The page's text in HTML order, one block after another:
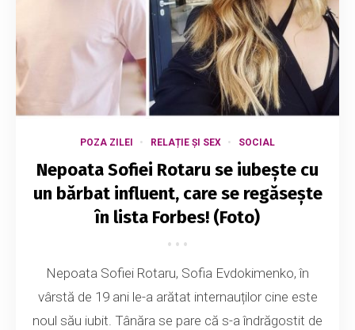
POZA ZILEI RELAȚIE ȘI SEX SOCIAL
Nepoata Sofiei Rotaru se iubește cu
un bărbat influent, care se regăsește
în lista Forbes! (Foto)
Nepoata Sofiei Rotaru, Sofia Evdokimenko, în
vârstă de 19 ani le-a arătat internauților cine este
noul său iubit. Tânăra se pare că s-a îndrăgostit de